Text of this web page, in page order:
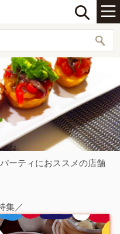
ーティにおススメの店舗
集／